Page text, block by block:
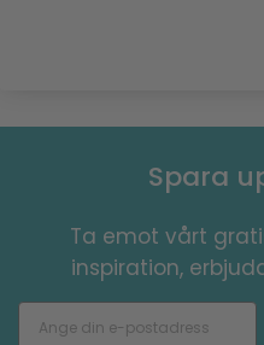
Spara
Ta emot vårt
inspiration,